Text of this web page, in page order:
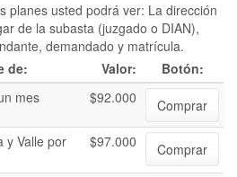
planes usted podrá ver: La dirección
de la subasta (juzgado o DIAN),
demandado y matrícula.
de:
Valor:
Botón:
mes
$92.000
Comprar
y Valle por
$97.000 Comprar